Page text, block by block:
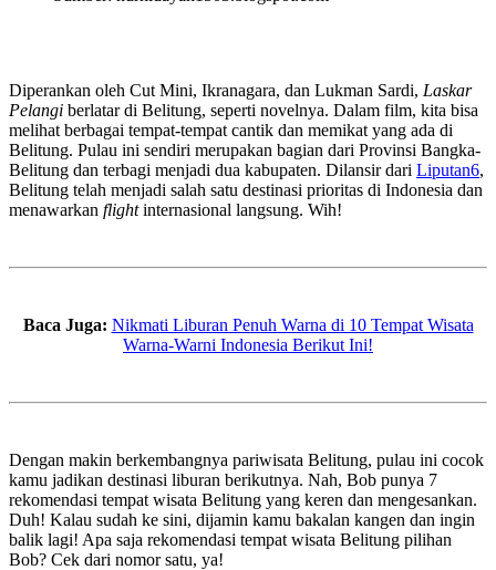
Diperankan oleh Cut Mini, Ikranagara, dan Lukman Sardi, Laskar
Pelangi berlatar di Belitung, seperti novelnya. Dalam film, kita bisa
melihat berbagai tempat-tempat cantik dan memikat yang ada di
Belitung. Pulau ini sendiri merupakan bagian dari Provinsi Bangka-
Belitung dan terbagi menjadi dua kabupaten. Dilansir dari Liputan6,
Belitung telah menjadi salah satu destinasi prioritas di Indonesia dan
menawarkan flightinternasional langsung. Wih!
Baca Juga: Nikmati Liburan Penuh Warna di 10 Tempat Wisata
Warna-Warni Indonesia Berikut Ini!
Dengan makin berkembangnya pariwisata Belitung, pulau ini cocok
kamu jadikan destinasi liburan berikutnya. Nah, Bob punya 7
rekomendasi tempat wisata Belitung yang keren dan mengesankan.
Duh! Kalau sudah ke sini, dijamin kamu bakalan kangen dan ingin
balik lagi! Apa saja rekomendasi tempat wisata Belitung pilihan
Bob? Cek dari nomor satu, ya!